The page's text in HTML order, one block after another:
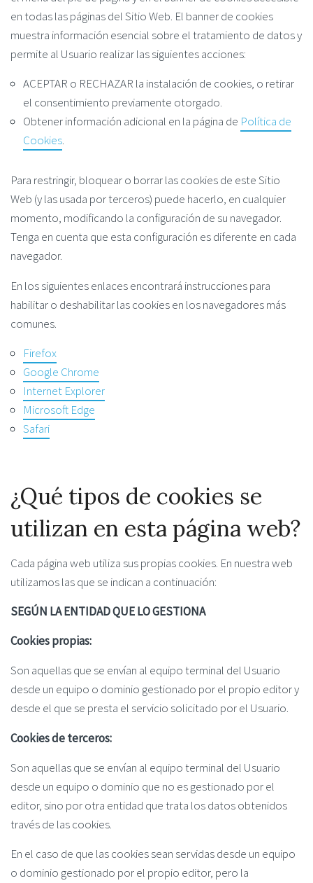
en todas las páginas del Sitio Web. El banner de cookies
muestra información esencial sobre el tratamiento de datos y
permite al Usuario realizar las siguientes acciones:
ACEPTAR o RECHAZAR la instalación de cookies, o retirar
el consentimiento previamente otorgado.
Obtener información adicional en la página de Política de
Cookies.
Para restringir, bloquear o borrar las cookies de este Sitio
Web (y las usada por terceros) puede hacerlo, en cualquier
momento, modificando la configuración de su navegador.
Tenga en cuenta que esta configuración es diferente en cada
navegador.
En los siguientes enlaces encontrará instrucciones para
habilitar o deshabilitar las cookies en los navegadores más
comunes.
Firefox
Google Chrome
Internet Explorer
Microsoft Edge
Safari
¿Qué tipos de cookies se
utilizan en esta página web?
Cada página web utiliza sus propias cookies. En nuestra web
utilizamos las que se indican a continuación:
SEGÚN LA ENTIDAD QUE LO GESTIONA
Cookies propias:
Son aquellas que se envían al equipo terminal del Usuario
desde un equipo o dominio gestionado por el propio editor y
desde el que se presta el servicio solicitado por el Usuario.
Cookies de terceros:
Son aquellas que se envían al equipo terminal del Usuario
desde un equipo o dominio que no es gestionado por el
editor, sino por otra entidad que trata los datos obtenidos
través de las cookies.
En el caso de que las cookies sean servidas desde un equipo
o dominio gestionado por el propio editor, pero la